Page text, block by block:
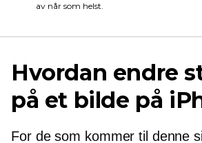
av når som helst.
Hvordan endre
på et bilde på
For de som kommer til denne